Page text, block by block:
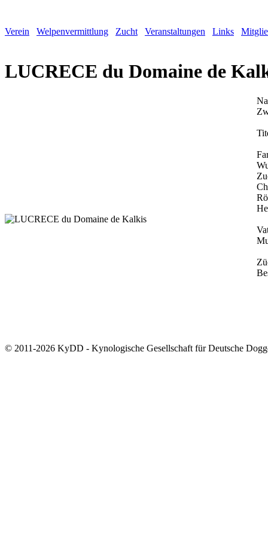
Verein Welpenvermittlung Zucht Veranstaltungen Links
LUCRECE du Domaine de
© 2011-2026 KyDD - Kynologische Gesellschaft für Deutsche